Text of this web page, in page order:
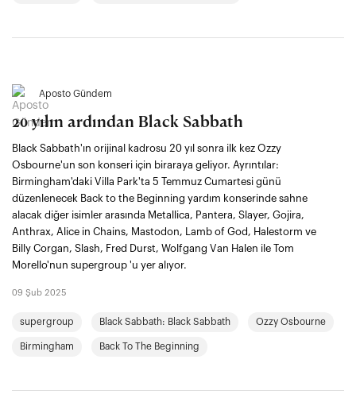
Aposto Gündem
20 yılın ardından Black Sabbath
Black Sabbath'ın orijinal kadrosu 20 yıl sonra ilk kez Ozzy
Osbourne'un son konseri için biraraya geliyor. Ayrıntılar:
Birmingham'daki Villa Park'ta 5 Temmuz Cumartesi günü
düzenlenecek Back to the Beginning yardım konserinde sahne
alacak diğer isimler arasında Metallica, Pantera, Slayer, Gojira,
Anthrax, Alice in Chains, Mastodon, Lamb of God, Halestorm ve
Billy Corgan, Slash, Fred Durst, Wolfgang Van Halen ile Tom
Morello'nun supergroup 'u yer alıyor.
09 Şub 2025
supergroup Black Sabbath: Black Sabbath Ozzy Osbourne
Birmingham Back To The Beginning